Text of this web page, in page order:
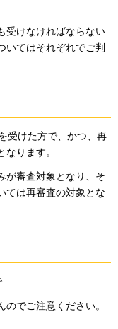
受けなければならない
いてはそれぞれでご判
受けた方で、かつ、再
ります。
が審査対象となり、そ
ては再審査の対象とな
のでご注意ください。